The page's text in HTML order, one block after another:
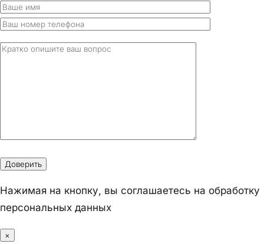
Нажимая на кнопку, вы соглашаетесь на обработку
персональных данных
×